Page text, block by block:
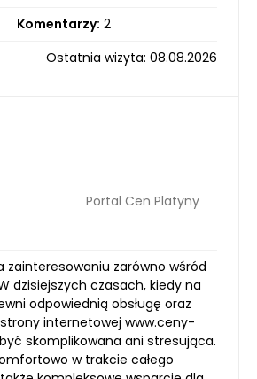
Komentarzy: 2
Ostatnia wizyta: 08.08.2026
Portal Cen Platyny
zainteresowaniu zarówno wśród
dzisiejszych czasach, kiedy na
odpowiednią obsługę oraz
internetowej www.ceny-
skomplikowana ani stresująca.
w trakcie całego